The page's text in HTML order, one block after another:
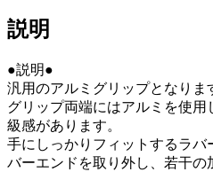
説明
●説明●
汎用のアルミグリップとなりま
グリップ両端にはアルミを使
級感があります。
手にしっかりフィットするラバ
バーエンドを取り外し、若干の